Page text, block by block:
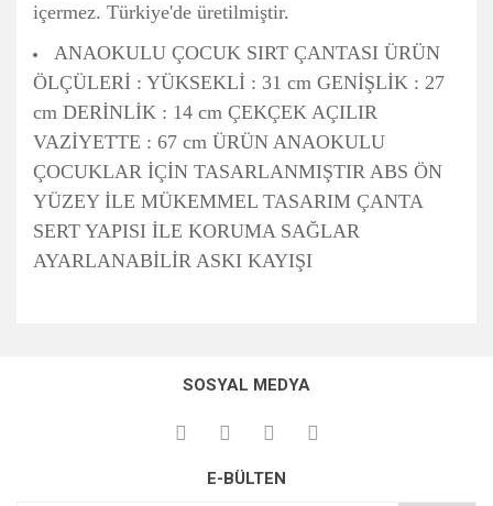
içermez. Türkiye'de üretilmiştir.
ANAOKULU ÇOCUK SIRT ÇANTASI ÜRÜN
ÖLÇÜLERİ : YÜKSEKLİ : 31 cm GENİŞLİK : 27
cm DERİNLİK : 14 cm ÇEKÇEK AÇILIR
VAZİYETTE : 67 cm ÜRÜN ANAOKULU
ÇOCUKLAR İÇİN TASARLANMIŞTIR ABS ÖN
YÜZEY İLE MÜKEMMEL TASARIM ÇANTA
SERT YAPISI İLE KORUMA SAĞLAR
AYARLANABİLİR ASKI KAYIŞI
kullanarak tarafımıza iletebilirsiniz.
Görüş ve önerileriniz için teşekkür ederiz.
Ürün açıklamasında eksik bilgiler bulunuyor.
SOSYAL MEDYA
E-BÜLTEN